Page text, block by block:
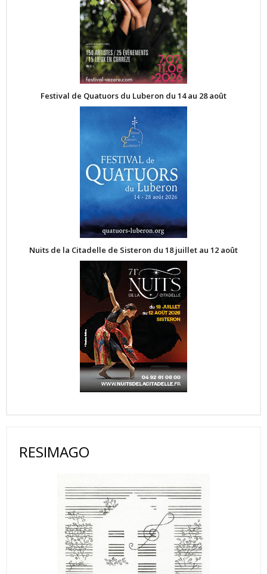
Festival de Quatuors du Luberon du 14 au 28 août
Nuits de la Citadelle de Sisteron du 18 juillet au 12 août
RESIMAGO